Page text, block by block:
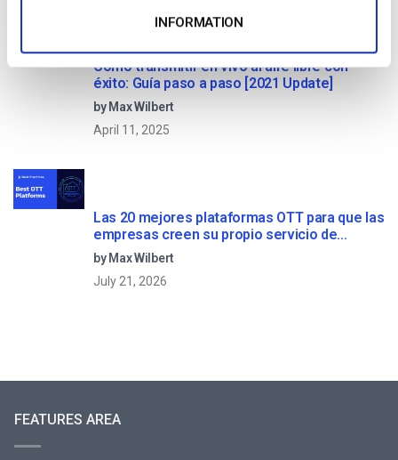
INFORMATION
Cómo transmitir en vivo al aire libre con
éxito: Guía paso a paso [2021 Update]
by Max Wilbert
April 11, 2025
Las 20 mejores plataformas OTT para que las
empresas creen su propio servicio de
streaming (2026)
by Max Wilbert
July 21, 2026
FEATURES AREA